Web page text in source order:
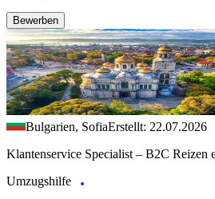
Bewerben
Bulgarien, SofiaErstellt: 22.07.2026
Klantenservice Specialist – B2C Reizen
Umzugshilfe